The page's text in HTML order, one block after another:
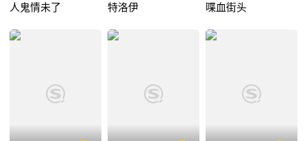
人鬼情未了 特洛伊 喋血街头